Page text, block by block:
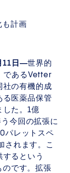
も計画
11日―世界的
であるVetter
社の有機的成
る医薬品保管
した。1億
今回の拡張に
パレットスペ
されます。こ
るという
です。拡張